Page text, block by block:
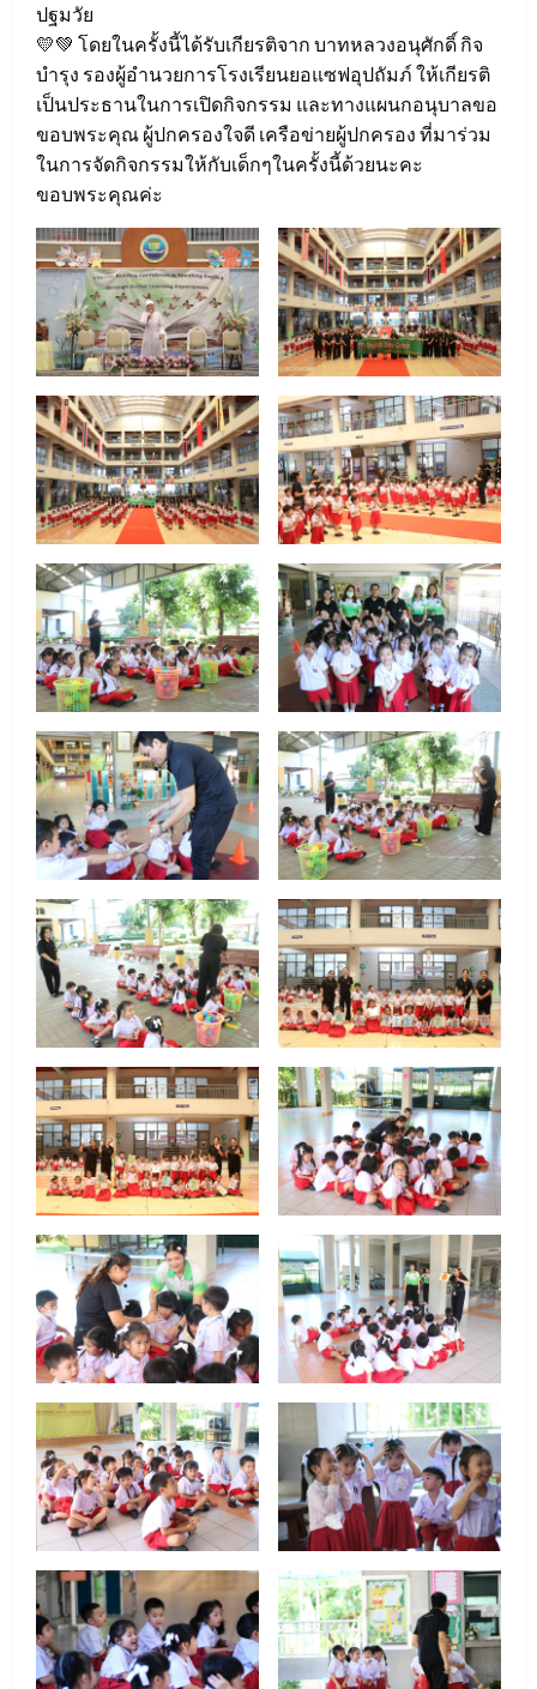
ปฐมวัย
💛💚 โดยในครั้งนี้ได้รับเกียรติจาก บาทหลวงอนุศักดิ์ กิจ
บำรุง รองผู้อำนวยการโรงเรียนยอแซฟอุปถัมภ์ ให้เกียรติ
เป็นประธานในการเปิดกิจกรรม และทางแผนกอนุบาลขอ
ขอบพระคุณ ผู้ปกครองใจดี เครือข่ายผู้ปกครอง ที่มาร่วม
ในการจัดกิจกรรมให้กับเด็กๆในครั้งนี้ด้วยนะคะ
ขอบพระคุณค่ะ